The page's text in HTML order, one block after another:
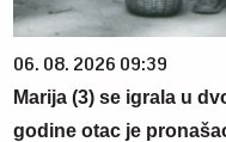
06. 08. 2026 09:39
Marija (3) se igrala u
godine otac je